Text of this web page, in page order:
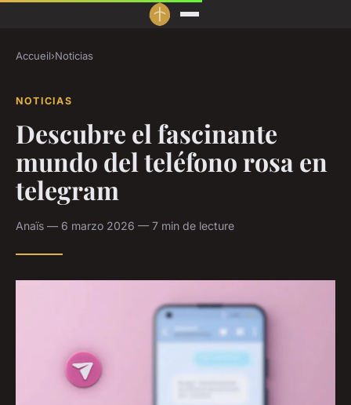
Accueil›Noticias
NOTICIAS
Descubre el fascinante
mundo del teléfono rosa en
telegram
Anaïs — 6 marzo 2026 — 7 min de lecture